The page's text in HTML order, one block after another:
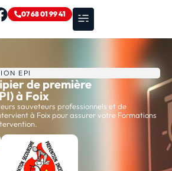
07 68 01 99 41
EPI
de première
à Foix
sauveteurs professionnels et de
à Foix pour assurer votre Formations